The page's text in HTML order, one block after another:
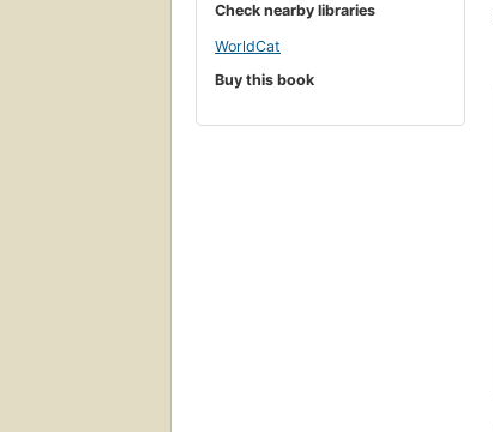
Check nearby libraries
WorldCat
Buy this book